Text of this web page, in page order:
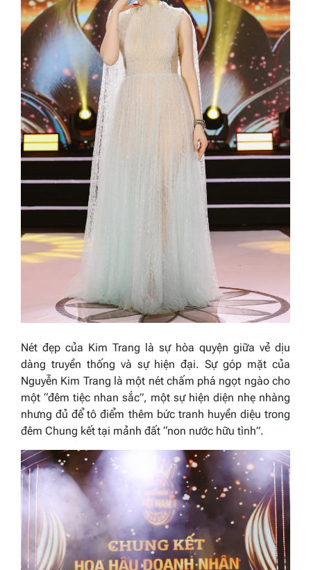
Nét đẹp của Kim Trang là sự hòa quyện giữa vẻ dịu
dàng truyền thống và sự hiện đại. Sự góp mặt của
Nguyễn Kim Trang là một nét chấm phá ngọt ngào cho
một “đêm tiệc nhan sắc”, một sự hiện diện nhẹ nhàng
nhưng đủ để tô điểm thêm bức tranh huyền diệu trong
đêm Chung kết tại mảnh đất “non nước hữu tình”.